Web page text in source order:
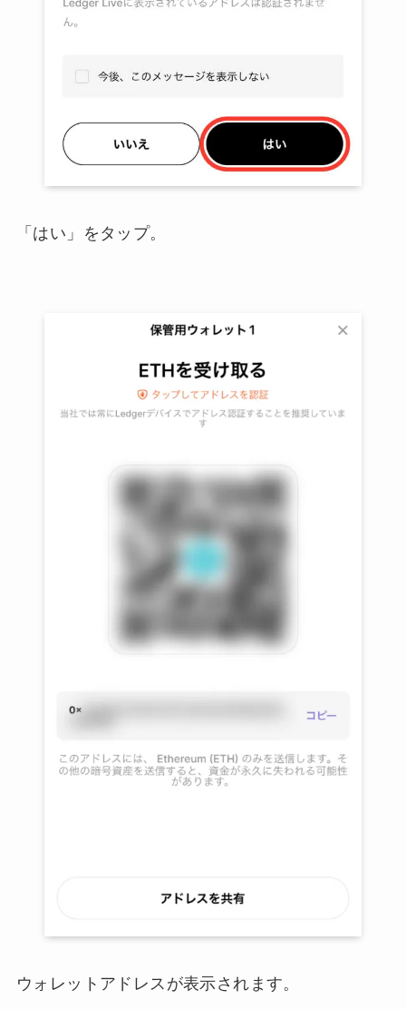
「はい」をタップ。
ウォレットアドレスが表示されます。